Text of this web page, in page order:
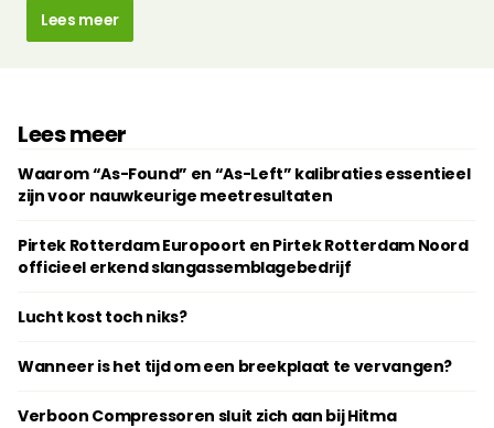
Lees meer
Lees meer
Waarom “As-Found” en “As-Left” kalibraties essentieel
zijn voor nauwkeurige meetresultaten
Pirtek Rotterdam Europoort en Pirtek Rotterdam Noord
officieel erkend slangassemblagebedrijf
Lucht kost toch niks?
Wanneer is het tijd om een breekplaat te vervangen?
Verboon Compressoren sluit zich aan bij Hitma